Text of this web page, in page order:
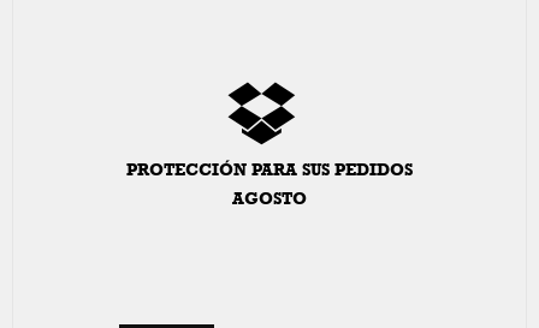
PROTECCIÓN PARA SUS PEDIDOS
AGOSTO